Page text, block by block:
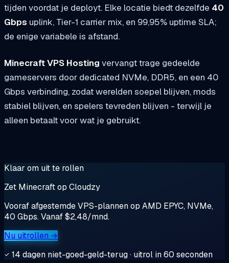
tijden voordat je deployt. Elke locatie biedt dezelfde 40
Gbps uplink, Tier-1 carrier mix, en 99,95% uptime SLA;
de enige variabele is afstand.
Minecraft VPS Hosting vervangt trage gedeelde
gameservers door dedicated NVMe, DDR5, en een 40
Gbps verbinding, zodat werelden soepel blijven, mods
stabiel blijven, en spelers tevreden blijven - terwijl je
alleen betaalt voor wat je gebruikt.
Klaar om uit te rollen
Zet Minecraft op Cloudzy
Vooraf afgestemde VPS-plannen op AMD EPYC, NVMe,
40 Gbps. Vanaf $2,48/mnd.
Nu uitrollen →
14 dagen niet-goed-geld-terug · uitrol in 60 seconden